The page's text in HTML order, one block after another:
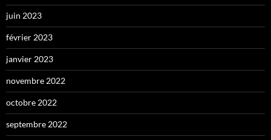
juin 2023
février 2023
janvier 2023
novembre 2022
octobre 2022
septembre 2022